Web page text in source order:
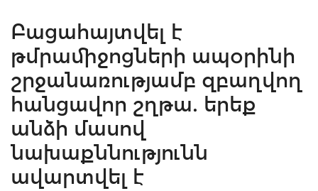
Բացահայտվել է
թմրամիջոցների ապօրինի
շրջանառությամբ զբաղվող
հանցավոր շղթա. երեք
անձի մասով
նախաքննությունն
ավարտվել է